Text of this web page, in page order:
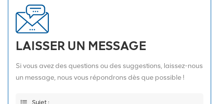
LAISSER UN MESSAGE
Si vous avez des questions ou des suggestions, laissez-nous
un message, nous vous répondrons dès que possible !
Sujet :